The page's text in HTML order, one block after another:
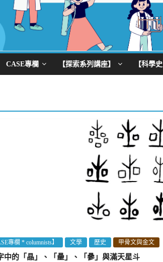
CASE專欄 【探索系列講座】 【科學
專欄 * columnists】 文學 歷史 甲骨文與金文
中的「晶」、「曐」、「曑」與滿天星斗